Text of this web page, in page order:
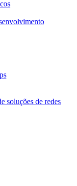
soluções de redes